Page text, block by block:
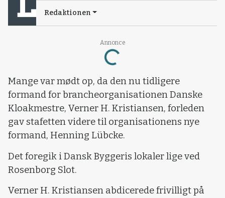
Annonce
Loading...
Redaktionen
Mange var mødt op, da den nu tidligere
formand for brancheorganisationen Danske
Kloakmestre, Verner H. Kristiansen, forleden
gav stafetten videre til organisationens nye
formand, Henning Lübcke.
Det foregik i Dansk Byggeris lokaler lige ved
Rosenborg Slot.
Verner H. Kristiansen abdicerede frivilligt på